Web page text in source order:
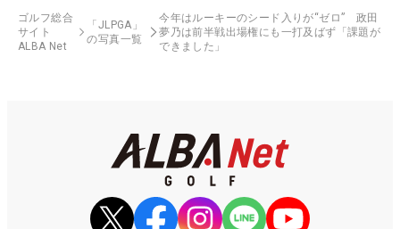
ゴルフ総合
サイト
ALBA Net
「JLPGA」
の写真一覧
今年はルーキーのシード入りが“ゼロ” 政田
夢乃は前半戦出場権にも一打及ばず「課題が
できました」